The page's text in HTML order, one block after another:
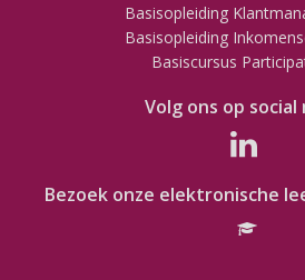
Basisopleiding
Basisopleiding
Basiscursus
Volg ons op social
Bezoek onze elektronische